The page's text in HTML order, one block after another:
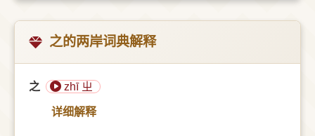
之的两岸词典解释
之 zhī ㄓ
详细解释